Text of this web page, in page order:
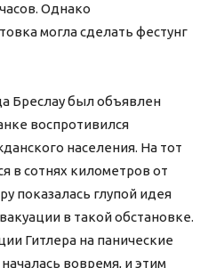
Однако
могла сделать фестунг
Бреслау был объявлен
воспротивился
населения. На тот
в сотнях километров от
показалась глупой идея
в такой обстановке.
Гитлера на панические
вовремя, и этим